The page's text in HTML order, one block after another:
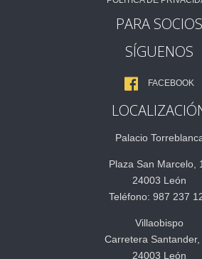
PARA SOCIOS
SÍGUENOS
FACEBOOK
Palacio
Plaza San Marcelo,
24003 León
Teléfono: 987 237
Villaobispo
Carretera Santander,
24003 León